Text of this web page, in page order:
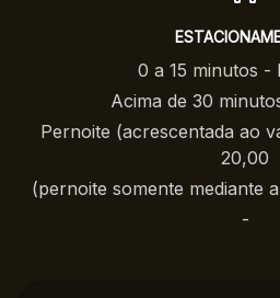
0 a 15 minutos -
Acima de 30
Pernoite (acrescentada ao
20,00
(pernoite somente mediante
-